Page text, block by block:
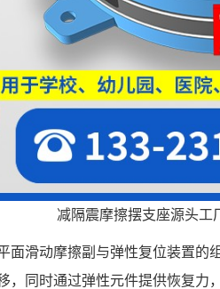
减隔震摩擦摆支座源头工
面滑动摩擦副与弹性复位装置的
，同时通过弹性元件提供恢复力